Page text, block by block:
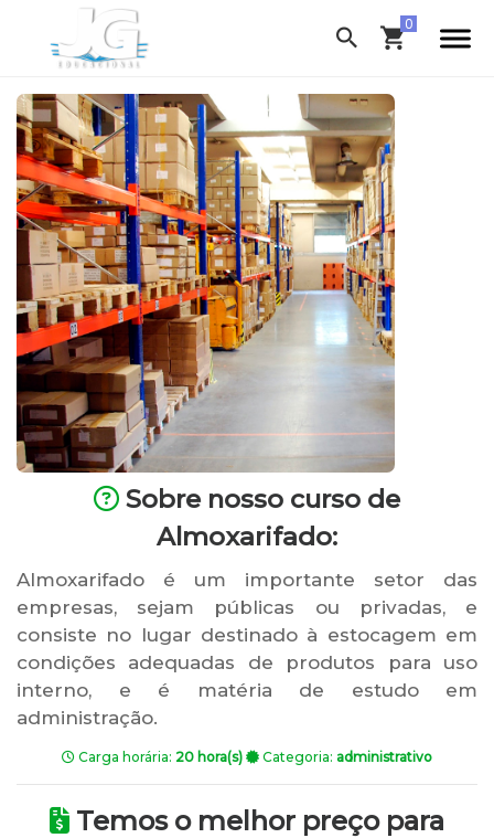
Sobre nosso curso de
Almoxarifado:
Almoxarifado é um importante setor das
empresas, sejam públicas ou privadas, e
consiste no lugar destinado à estocagem em
condições adequadas de produtos para uso
interno, e é matéria de estudo em
administração.
Carga horária: 20 hora(s) Categoria: administrativo
Temos o melhor preço para